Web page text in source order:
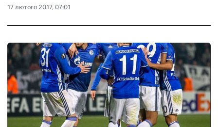
17 лютого 2017, 07:01